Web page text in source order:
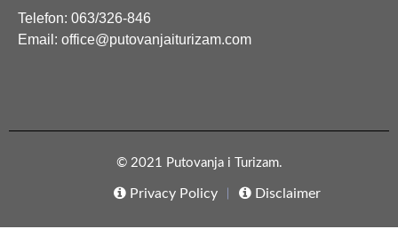
Telefon: 063/326-846
Email: office@putovanjaiturizam.com
© 2021 Putovanja i Turizam.
Privacy Policy Disclaimer